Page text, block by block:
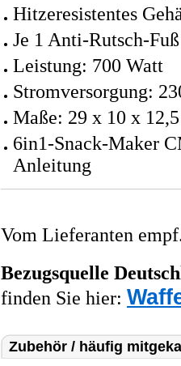
Hitzeresistentes
Je 1 Anti-Rutsch-
Leistung: 700 Watt
Stromversorgung:
Maße: 29 x 10 x
6in1-Snack-Maker
Anleitung
Vom Lieferanten
Bezugsquelle
finden Sie hier:
Zubehör / häufig